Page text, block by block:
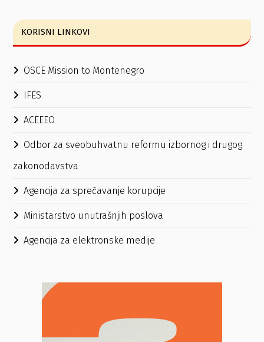
KORISNI LINKOVI
OSCE Mission to Montenegro
IFES
ACEEEO
Odbor za sveobuhvatnu reformu izbornog i drugog
zakonodavstva
Agencija za sprečavanje korupcije
Ministarstvo unutrašnjih poslova
Agencija za elektronske medije